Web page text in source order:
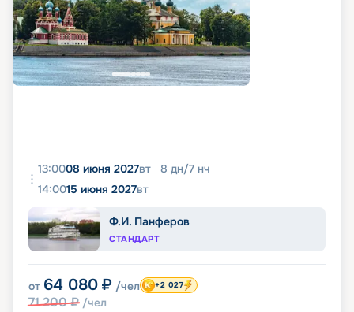
13:0008 июня 2027вт 8 дн/7 нч
14:0015 июня 2027вт
Ф.И. Панферов
СТАНДАРТ
от 64 080 ₽ /чел
71 200₽ /чел
+2 027